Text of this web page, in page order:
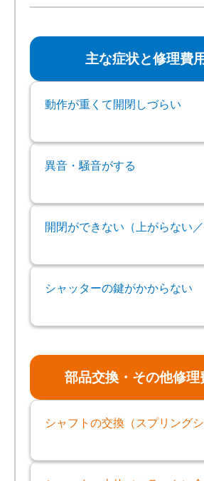
主な症状と修理費
動作が重くて開閉しづらい
異音・騒音がする
開閉ができない（上がらない／
シャッターの鍵がかからない
部品交換・その他修理
シャフトの交換（スプリングシ